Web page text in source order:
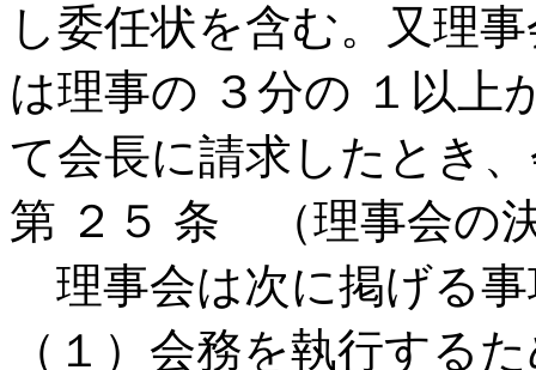
し委任状を含む。又理
は理事の ３分の １以上
て会長に請求したとき
第 ２５ 条 （理事会の
理事会は次に掲げる
（１）会務を執行する